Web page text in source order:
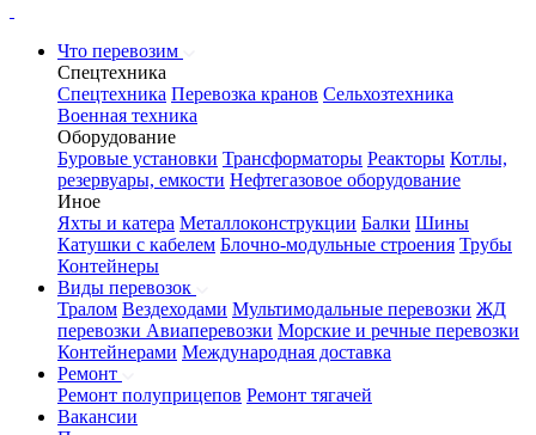
Что перевозим
Спецтехника
Спецтехника Перевозка кранов Сельхозтехника
Военная техника
Оборудование
Буровые установки Трансформаторы Реакторы Котлы,
резервуары, емкости Нефтегазовое оборудование
Иное
Яхты и катера Металлоконструкции Балки Шины
Катушки с кабелем Блочно-модульные строения Трубы
Контейнеры
Виды перевозок
Тралом Вездеходами Мультимодальные перевозки ЖД
перевозки Авиаперевозки Морские и речные перевозки
Контейнерами Международная доставка
Ремонт
Ремонт полуприцепов Ремонт тягачей
Вакансии